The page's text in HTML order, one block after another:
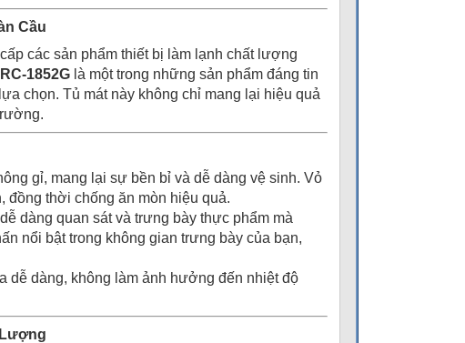
Cầu
các sản phẩm thiết bị làm lạnh chất lượng
1852G là một trong những sản phẩm đáng tin
chọn. Tủ mát này không chỉ mang lại hiệu quả
gỉ, mang lại sự bền bỉ và dễ dàng vệ sinh. Vỏ
đồng thời chống ăn mòn hiệu quả.
dàng quan sát và trưng bày thực phẩm mà
nổi bật trong không gian trưng bày của bạn,
dễ dàng, không làm ảnh hưởng đến nhiệt độ